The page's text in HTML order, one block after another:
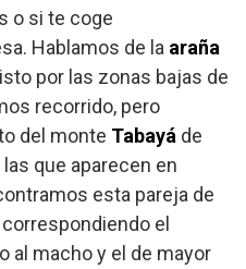
o si te coge
Hablamos de la araña
por las zonas bajas de
recorrido, pero
del monte Tabayá de
que aparecen en
esta pareja de
el
al macho y el de mayor